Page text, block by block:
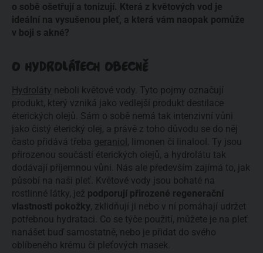
o sobě ošetřují a tonizují. Která z květových vod je
ideální na vysušenou pleť, a která vám naopak pomůže
v boji s akné?
O HYDROLÁTECH OBECNĚ
Hydroláty neboli květové vody. Tyto pojmy označují
produkt, který vzniká jako vedlejší produkt destilace
éterických olejů. Sám o sobě nemá tak intenzivní vůni
jako čistý éterický olej, a právě z toho důvodu se do něj
často přidává třeba geraniol , limonen či linalool. Ty jsou
přirozenou součástí éterických olejů, a hydrolátu tak
dodávají příjemnou vůni. Nás ale především zajímá to, jak
působí na naši pleť. Květové vody jsou bohaté na
rostlinné látky, jež podporují přirozené regenerační
vlastnosti pokožky, zklidňují ji nebo v ní pomáhají udržet
potřebnou hydrataci. Co se týče použití, můžete je na pleť
nanášet buď samostatně, nebo je přidat do svého
oblíbeného krému či pleťových masek.